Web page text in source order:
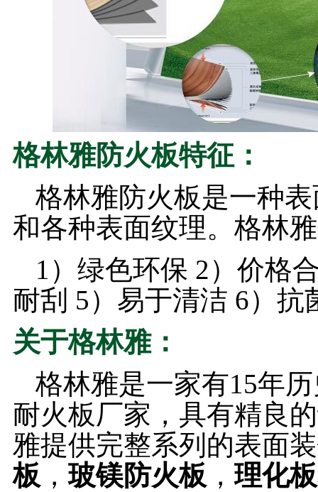
格林雅防火板特征：
格林雅防火板是一种
和各种表面纹理。格林
1）绿色环保 2）价格
耐刮 5）易于清洁 6）抗
关于格林雅：
格林雅是一家有15年
耐火板厂家，具有精良
雅提供完整系列的表面
板 ，玻镁防火板 ，理化板